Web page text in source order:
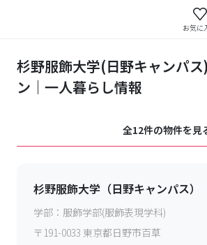
お気に
杉野服飾大学(日野キャンパ
ン｜一人暮らし情報
全12件の物件を見
杉野服飾大学（日野キャンパス）
学部： 服飾学部(服飾表現学科)
〒 191-0033 東京都日野市百草